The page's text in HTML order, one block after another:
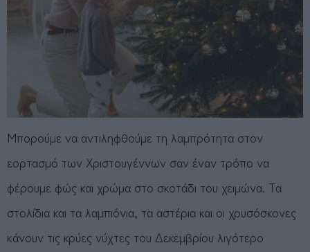
Μπορούμε να αντιληφθούμε τη λαμπρότητα στον
εορτασμό των Χριστουγέννων σαν έναν τρόπο να
φέρουμε φώς και χρώμα στο σκοτάδι του χειμώνα. Τα
στολίδια και τα λαμπιόνια, τα αστέρια και οι χρυσόσκονες
κάνουν τις κρύες νύχτες του Δεκεμβρίου λιγότερο